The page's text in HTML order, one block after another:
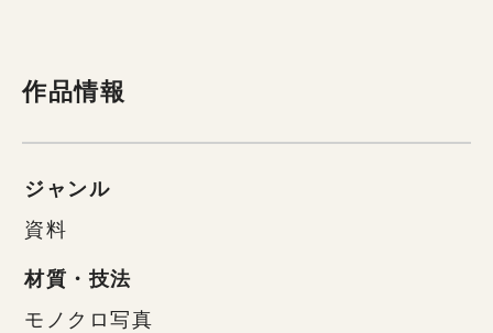
作品情報
ジャンル
資料
材質・技法
モノクロ写真